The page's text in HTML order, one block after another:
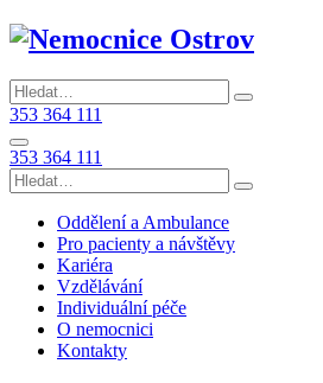
353 364 111
353 364 111
Oddělení a Ambulance
Pro pacienty a návštěvy
Kariéra
Vzdělávání
Individuální péče
O nemocnici
Kontakty